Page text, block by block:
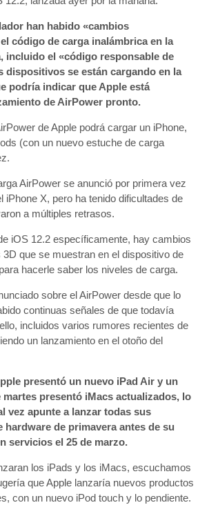
y
llegaría
«pronto»
han habido «cambios
código de carga inalámbrica en la
incluido el «código responsable de
dispositivos se están cargando en la
podría indicar que Apple está
de AirPower pronto.
de Apple podrá cargar un iPhone,
(con un nuevo estuche de carga
AirPower se anunció por primera vez
iPhone X, pero ha tenido dificultades de
a múltiples retrasos.
iOS 12.2 específicamente, hay cambios
que se muestran en el dispositivo de
hacerle saber los niveles de carga.
sobre el AirPower desde que lo
continuas señales de que todavía
incluidos varios rumores recientes de
un lanzamiento en el otoño del
presentó un nuevo iPad Air y un
martes presentó iMacs actualizados, lo
vez apunte a lanzar todas sus
hardware de primavera antes de su
servicios el 25 de marzo.
los iPads y los iMacs, escuchamos
que Apple lanzaría nuevos productos
con un nuevo iPod touch y lo pendiente.